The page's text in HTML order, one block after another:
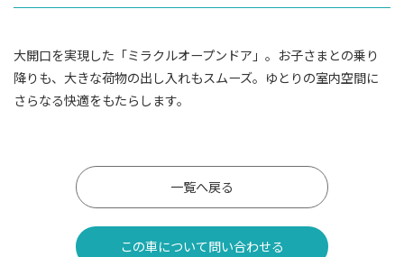
大開口を実現した「ミラクルオープンドア」。お子さまとの乗り
降りも、大きな荷物の出し入れもスムーズ。ゆとりの室内空間に
さらなる快適をもたらします。
一覧へ戻る
この車について問い合わせる